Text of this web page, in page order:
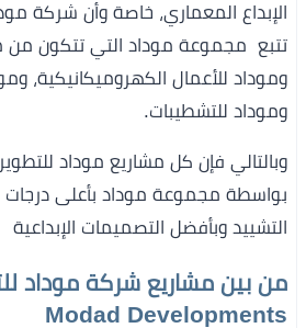
الإبداع المعماري، خاصة وأن شركة
تتبع مجموعة موداد التي تتكون من
وموداد للأعمال الكهروميكانيكية،
وموداد للتشطيبات.
وبالتالي فإن كل مشاريع موداد
بواسطة مجموعة موداد بأعلى درجات
التشييد وبأفضل التصميمات الإبداعية
من بين مشاريع شركة موداد
Modad Developments